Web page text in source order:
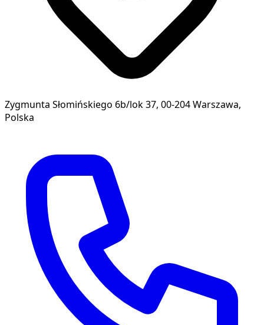
Zygmunta Słomińskiego 6b/lok 37, 00-204 Warszawa,
Polska